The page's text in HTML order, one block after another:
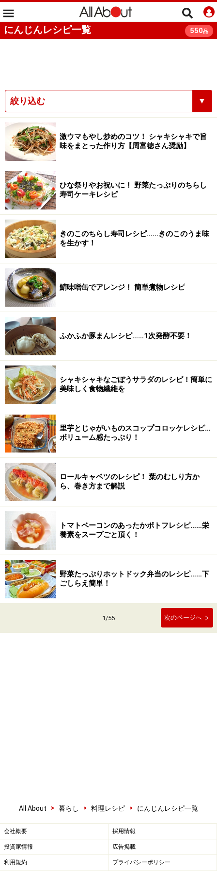
にんじんレシピ一覧 550品
絞り込む ▼
激ウマもやし炒めのコツ！ シャキシャキで旨
味をまとった作り方【周富徳さん奨励】
ひな祭りやお祝いに！ 野菜たっぷりのちらし
寿司ケーキレシピ
きのこのちらし寿司レシピ……きのこのうま味
を生かす！
鯖味噌缶でアレンジ！ 簡単煮物レシピ
ふかふか豚まんレシピ……1次発酵不要！
シャキシャキなごぼうサラダのレシピ！簡単に
美味しく食物繊維を
里芋とじゃがいものスコップコロッケレシピ…
ボリューム感たっぷり！
ロールキャベツのレシピ！ 葉のむしり方か
ら、巻き方まで解説
トマトベーコンのあったかポトフレシピ……栄
養素をスープごと頂く！
野菜たっぷりホットドック弁当のレシピ……下
ごしらえ簡単！
1/55 次のページへ
All About > 暮らし > 料理レシピ > にんじんレシピ一覧
会社概要 採用情報
投資家情報 広告掲載
利用規約 プライバシーポリシー